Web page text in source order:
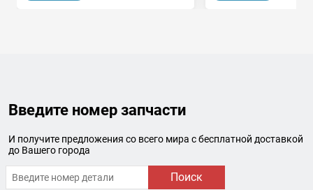
Введите номер запчасти
И получите предложения со всего мира с бесплатной доставкой
до Вашего города
Поиск